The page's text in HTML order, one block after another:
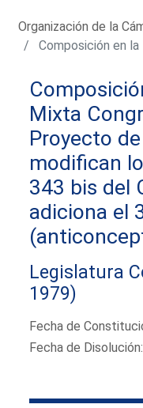
Organización de la
Composición en
Mixta
Proyecto
modifican
343 bis del
adiciona el
Legislatura
1979)
Fecha de
Fecha de